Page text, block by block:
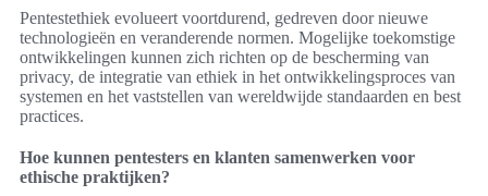
Pentestethiek evolueert voortdurend, gedreven door nieuwe
technologieën en veranderende normen. Mogelijke toekomstige
ontwikkelingen kunnen zich richten op de bescherming van
privacy, de integratie van ethiek in het ontwikkelingsproces van
systemen en het vaststellen van wereldwijde standaarden en best
practices.
Hoe kunnen pentesters en klanten samenwerken voor
ethische praktijken?